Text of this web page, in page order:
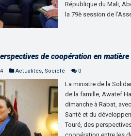
République du Mali,
la 79è session de
de coopération en
Actualités, Société 0
La ministre de la
de la famille, Awatef
dimanche à Rabat,
Santé et du
Touré, des